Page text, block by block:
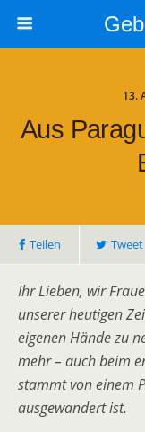
13.
Aus
Teilen Tweet
Ihr Lieben, wir
unserer heutigen
eigenen Hände zu
mehr – auch beim
stammt von einem
ausgewandert ist.